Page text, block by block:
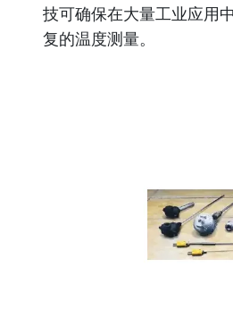
技可确保在大量工业应用
复的温度测量。